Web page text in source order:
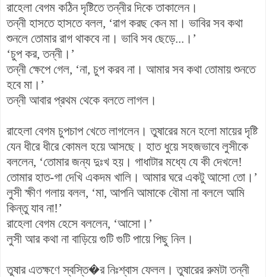
রাহেলা বেগম কঠিন দৃষ্টিতে তন্নীর দিকে তাকালেন।
তন্নী হাসতে হাসতে বলল, ‘রাগ করছ কেন মা। ভাবির সব কথা
শুনলে তোমার রাগ থাকবে না। ভাবি সব ছেড়ে...।’
‘চুপ কর, তন্নী।’
তন্নী ক্ষেপে গেল, ‘না, চুপ করব না। আমার সব কথা তোমায় শুনতে
হবে মা।’
তন্নী আবার প্রথম থেকে বলতে লাগল।
রাহেলা বেগম চুপচাপ খেতে লাগলেন। তুষারের মনে হলো মায়ের দৃষ্টি
যেন ধীরে ধীরে কোমল হয়ে আসছে। হাত ধুয়ে সহজভাবে লুসীকে
বললেন, ‘তোমার জন্য দুঃখ হয়। গাধাটার মধ্যে যে কী দেখলে!
তোমার হাত-গা দেখি একদম খালি। আমার ঘরে একটু আসো তো।’
লুসী ক্ষীণ গলায় বলল, ‘মা, আপনি আমাকে বৌমা না বললে আমি
কিন্তু যাব না!’
রাহেলা বেগম হেসে বললেন, ‘আসো।’
লুসী আর কথা না বাড়িয়ে গুটি গুটি পায়ে পিছু নিল।
তুষার এতক্ষণে স্বস্তি�র নিঃশ্বাস ফেলল। তুষারের রুমটা তন্নী